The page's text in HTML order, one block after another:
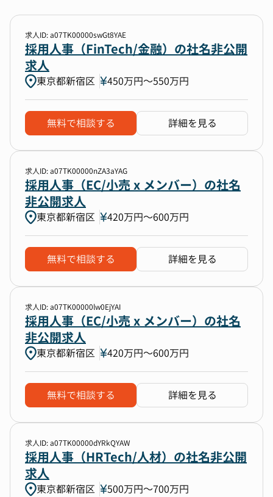
求人ID: a07TK00000swGt8YAE
採用人事（FinTech/金融）の社名非公開
求人
東京都新宿区 450万円〜550万円
無料で相談する 詳細を見る
求人ID: a07TK00000nZA3aYAG
採用人事（EC/小売 x メンバー）の社名
非公開求人
東京都新宿区 420万円〜600万円
無料で相談する 詳細を見る
求人ID: a07TK00000lw0EjYAI
採用人事（EC/小売 x メンバー）の社名
非公開求人
東京都新宿区 420万円〜600万円
無料で相談する 詳細を見る
求人ID: a07TK00000dYRkQYAW
採用人事（HRTech/人材）の社名非公開
求人
東京都新宿区 500万円〜700万円